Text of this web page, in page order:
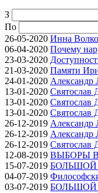
З
По
26-05-2020 Инна
06-04-2020 Почему
23-03-2020
21-03-2020 Памяти
24-01-2020 Александр
13-01-2020 Святослав
13-01-2020 Святослав
13-01-2020 Святослав
26-12-2019 Александр
26-12-2019 Александр
26-12-2019 Святослав
12-08-2019 ВЫБОРЫ
15-07-2019 БОЛЬШОЙ
04-07-2019
03-07-2019 БОЛЬШОЙ